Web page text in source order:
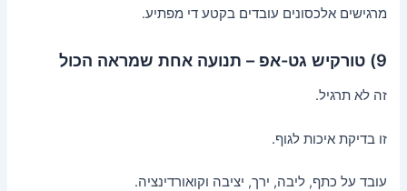
מרגישים אלכסונים עובדים בקטע די מפתיע.
9) טורקיש גט-אפ – תנועה אחת שמראה הכול
זה לא תרגיל.
זו בדיקת איכות לגוף.
עובד על כתף, ליבה, ירך, יציבה וקואורדינציה.